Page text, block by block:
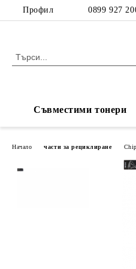
Профил 0899 927
Съвместими тонери
Начало части за рециклиране Chip